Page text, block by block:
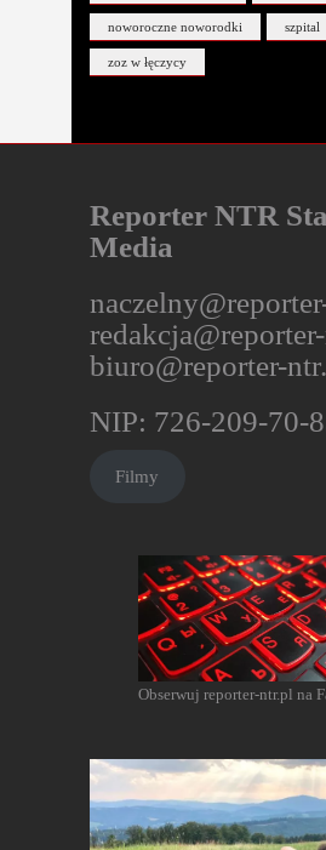
noworoczne noworodki szpital
zoz w łęczycy
Reporter NTR
Media
biuro@reporter-
NIP: 726-209-70-
Filmy
Obserwuj reporter-ntr.pl na